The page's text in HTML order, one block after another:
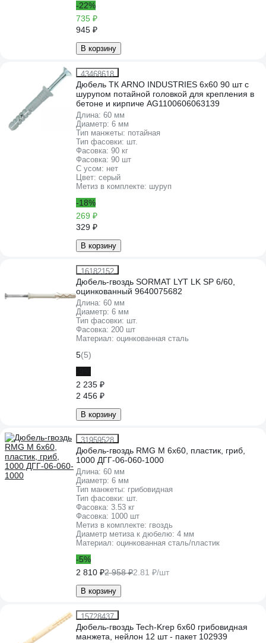
-22%
735 ₽
945 ₽
В корзину
43468618
Дюбель ТК ARNO INDUSTRIES 6х60 90 шт с
шурупом потайной головкой для крепления в
бетоне и кирпиче AG1100606063139
Длина: 60 мм
Диаметр: 6 мм
Тип манжеты: потайная
Тип фасовки: шт.
Фасовка: 90 кг
Фасовка: 90 шт
С усом: нет
Цвет: серый
Метиз в комплекте: шуруп
-18%
269 ₽
329 ₽
В корзину
16182152
Дюбель-гвоздь SORMAT LYT LK SP 6/60,
оцинкованный 9640075682
Длина: 60 мм
Диаметр: 6 мм
Тип фасовки: шт.
Фасовка: 200 шт
Материал: оцинкованная сталь
5(5)
2 235 ₽
2 456 ₽
В корзину
31959528
Дюбель-гвоздь RMG М 6x60, пластик, гриб,
1000 ДГГ-06-060-1000
Длина: 60 мм
Диаметр: 6 мм
Тип манжеты: грибовидная
Тип фасовки: шт.
Фасовка: 3.53 кг
Фасовка: 1000 шт
Метиз в комплекте: гвоздь
Диаметр метиза к дюбелю: 4 мм
Материал: оцинкованная сталь/пластик
-5%
2 810 ₽2 958 ₽2.81 ₽/шт
В корзину
15728437
Дюбель-гвоздь Tech-Krep 6х60 грибовидная
манжета, нейлон 12 шт - пакет 102939